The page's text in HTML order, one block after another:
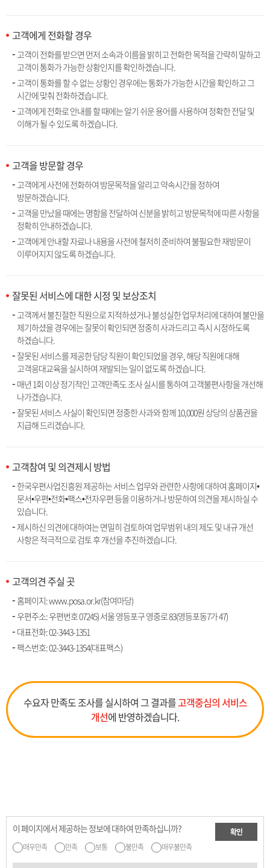
고객에게 전화할 경우
고객이 전화를 받으면 먼저 소속과 이름을 밝히고 전화한 목적을 간략히 말하고
고객이 통화가 가능한 상황인지를 확인하겠습니다.
고객이 통화를 할 수 없는 상황인 경우에는 통화가 가능한 시간을 확인하고 그
시간에 맞춰 전화하겠습니다.
고객에게 전화로 안내를 할 때에는 알기 쉬운 용어를 사용하여 정확한 전달 및
이해가 될 수 있도록 하겠습니다.
고객을 방문할 경우
고객에게 사전에 전화하여 방문목적을 알리고 약속시간을 정하여
방문하겠습니다.
고객을 만났을 때에는 명함을 전달하여 신분을 밝히고 방문목적에 따른 사항을
정확히 안내하겠습니다.
고객에게 안내할 자료나 내용을 사전에 철저히 준비하여 불필요한 재방문이
이루어지지 않도록 하겠습니다.
잘못된 서비스에 대한 시정 및 보상조치
고객께서 불친절한 직원으로 지적하셨거나 불성실한 업무처리에 대하여 불만을
제기하셨을 경우에는 잘못이 확인되면 정중히 사과드리고 즉시 시정하도록
하겠습니다.
잘못된 서비스를 제공한 담당 직원이 확인되었을 경우, 해당 직원에 대해
고객응대교육을 실시하여 재발되는 일이 없도록 하겠습니다.
매년 1회 이상 정기적인 고객만족도 조사 실시를 통하여 고객불편사항을 개선해
나가겠습니다.
잘못된 서비스 사실이 확인되면 정중한 사과와 함께 10,000원 상당의 상품권을
지급해 드리겠습니다.
고객참여 및 의견제시 방법
한국우편사업진흥원 제공하는 서비스 업무와 관련한 사항에 대하여 홈페이지•
문서•우편•전화•팩스•전자우편 등을 이용하거나 방문하여 의견을 제시하실 수
있습니다.
제시하신 의견에 대하여는 면밀히 검토하여 업무범위 내의 제도 및 내규 개선
사항은 적극적으로 검토 후 개선을 추진하겠습니다.
고객의견 주실 곳
홈페이지: www.posa.or.kr(참여마당)
우편주소: 우편번호 07245) 서울 영등포구 영중로 83(영등포동7가 47)
대표전화:02-3443-1351
팩스번호: 02-3443-1354(대표팩스)
수요자 만족도 조사를 실시하여 그 결과를고객중심의 서비스
개선에 반영하겠습니다.
이 페이지에서 제공하는 정보에 대하여 만족하십니까?
매우만족 만족 보통 불만족 매우불만족
확인